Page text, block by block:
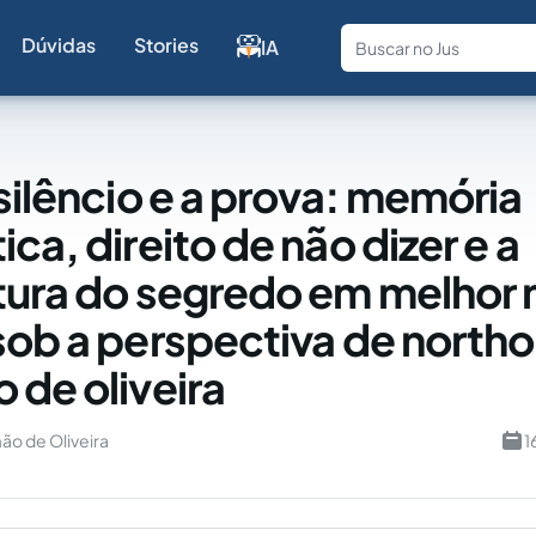
Dúvidas Stories IA
Fale com
e a prova: memória
direito de não dizer e a
do segredo em melhor
a perspectiva de
de oliveira
de Oliveira